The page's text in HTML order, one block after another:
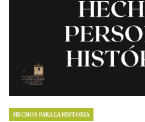
HECHOS PARA LA HISTORIA